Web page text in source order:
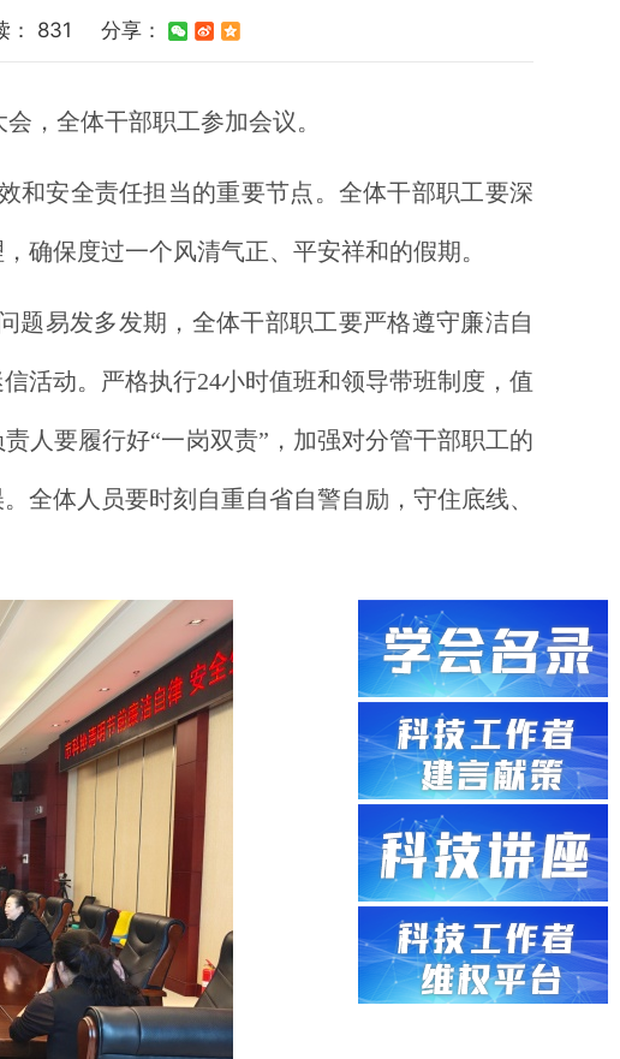
： 831 分享：
，全体干部职工参加会议。
和安全责任担当的重要节点。全体干部职工要深
确保度过一个风清气正、平安祥和的假期。
题易发多发期，全体干部职工要严格遵守廉洁自
活动。严格执行24小时值班和领导带班制度，值
人要履行好“一岗双责”，加强对分管干部职工的
全体人员要时刻自重自省自警自励，守住底线、